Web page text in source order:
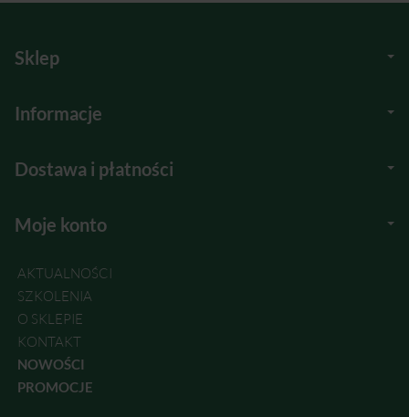
Sklep
Informacje
Dostawa i płatności
Moje konto
AKTUALNOŚCI
SZKOLENIA
O SKLEPIE
KONTAKT
NOWOŚCI
PROMOCJE